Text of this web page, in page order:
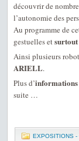
découvrir de
l’autonomie des
Au programme de
gestuelles et
Ainsi plusieurs
ARIELL.
Plus d’informations
suite …
EXPOSITIONS -